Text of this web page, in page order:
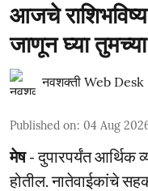
आजचे
जाणून घ्या
नवशक्ती Web Desk
Published on: 04 Aug
मेष- दुपारपर्यंत आर्थिक
होतील. नातेवाईकांचे